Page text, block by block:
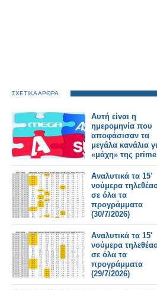
ΣΧΕΤΙΚΑ ΑΡΘΡΑ
Αυτή είναι η
ημερομηνία που
αποφάσισαν τα
μεγάλα κανάλια
«μάχη» της prime
time
Αναλυτικά τα 15'
νούμερα
σε όλα τα
προγράμματα
(30/7/2026)
Αναλυτικά τα 15'
νούμερα
σε όλα τα
προγράμματα
(29/7/2026)